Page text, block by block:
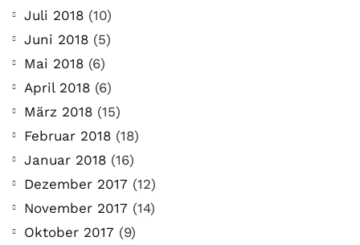
Juli 2018 (10)
Juni 2018 (5)
Mai 2018 (6)
April 2018 (6)
März 2018 (15)
Februar 2018 (18)
Januar 2018 (16)
Dezember 2017 (12)
November 2017 (14)
Oktober 2017 (9)